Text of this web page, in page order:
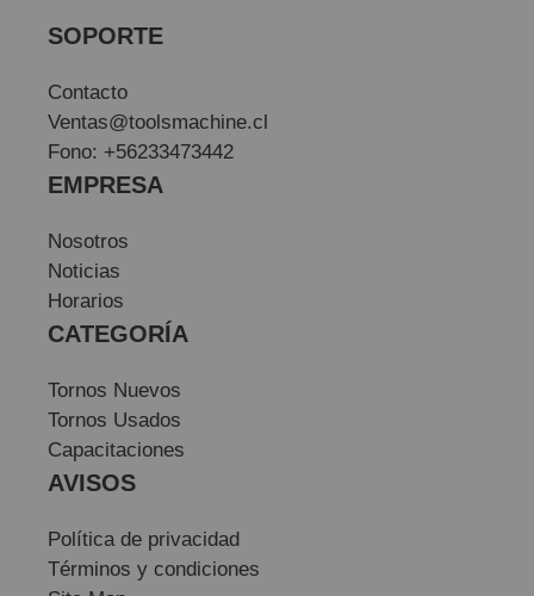
SOPORTE
Contacto
Ventas@toolsmachine.cl
Fono: +56233473442
EMPRESA
Nosotros
Noticias
Horarios
CATEGORÍA
Tornos Nuevos
Tornos Usados
Capacitaciones
AVISOS
Política de privacidad
Términos y condiciones